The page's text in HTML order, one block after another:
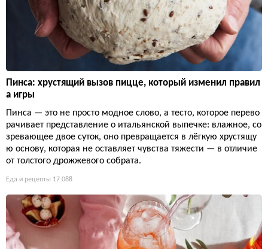
Пинса: хрустящий вызов пицце, который изменил правил
а игры
Пинса — это не просто модное слово, а тесто, которое перево
рачивает представление о итальянской выпечке: влажное, со
зревающее двое суток, оно превращается в лёгкую хрустящу
ю основу, которая не оставляет чувства тяжести — в отличие
от толстого дрожжевого собрата.
Еда и рецепты 17 088